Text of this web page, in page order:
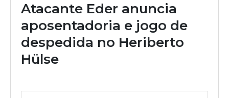
Atacante Eder anuncia
aposentadoria e jogo de
despedida no Heriberto
Hülse